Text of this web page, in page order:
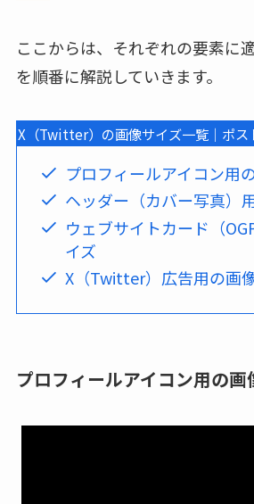
ここからは、それぞれの要素に
を順番に解説していきます。
X（Twitter）の画像サイズ一覧｜ポス
プロフィールアイコン用
ヘッダー（カバー写真）
ウェブサイトカード（
イズ
X（Twitter）広告用の画
プロフィールアイコン用の画